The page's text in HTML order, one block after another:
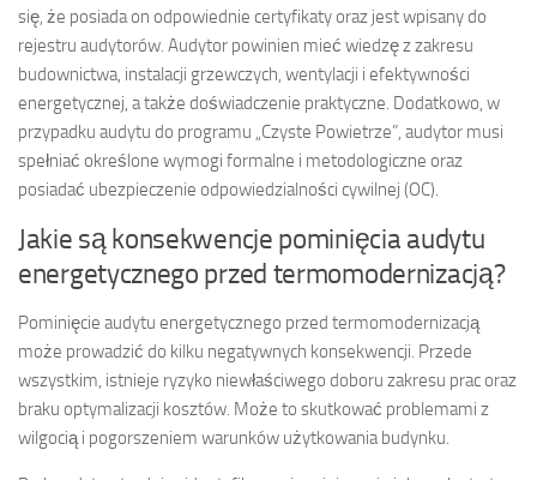
się, że posiada on odpowiednie certyfikaty oraz jest wpisany do
rejestru audytorów. Audytor powinien mieć wiedzę z zakresu
budownictwa, instalacji grzewczych, wentylacji i efektywności
energetycznej, a także doświadczenie praktyczne. Dodatkowo, w
przypadku audytu do programu „Czyste Powietrze”, audytor musi
spełniać określone wymogi formalne i metodologiczne oraz
posiadać ubezpieczenie odpowiedzialności cywilnej (OC).
Jakie są konsekwencje pominięcia audytu
energetycznego przed termomodernizacją?
Pominięcie audytu energetycznego przed termomodernizacją
może prowadzić do kilku negatywnych konsekwencji. Przede
wszystkim, istnieje ryzyko niewłaściwego doboru zakresu prac oraz
braku optymalizacji kosztów. Może to skutkować problemami z
wilgocią i pogorszeniem warunków użytkowania budynku.